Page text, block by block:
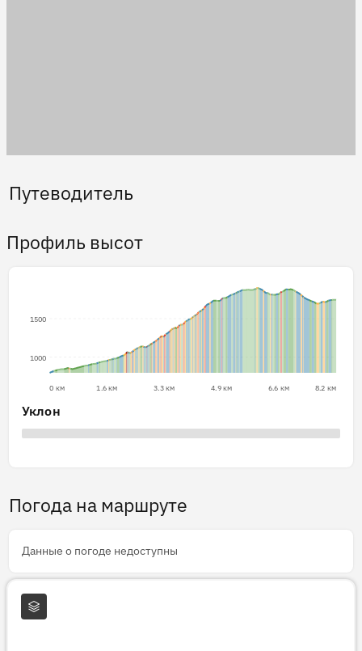
Путеводитель
Профиль высот
1000
1500
0 км 1.6 км 3.3 км 4.9 км 6.6 км 8.2 км
Уклон
Погода на маршруте
Данные о погоде недоступны